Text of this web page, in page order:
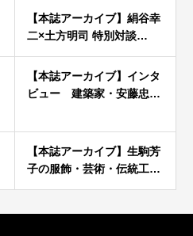
【本誌アーカイブ】絹谷幸
二×土方明司 特別対談…
【本誌アーカイブ】インタ
ビュー 建築家・安藤忠…
【本誌アーカイブ】生駒芳
子の服飾・芸術・伝統工…